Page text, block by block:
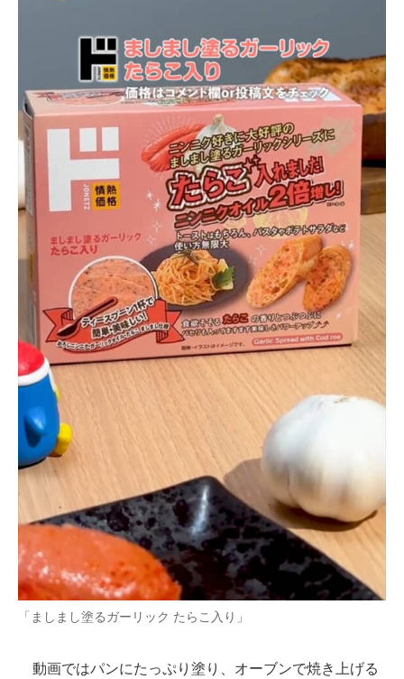
「ましまし塗るガーリック たらこ入り」
動画ではパンにたっぷり塗り、オーブンで焼き上げる